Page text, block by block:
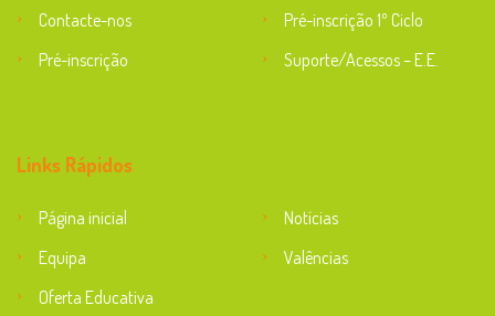
Contacte-nos
Pré-inscrição 1º Ciclo
Pré-inscrição
Suporte/Acessos – E.E.
Links Rápidos
Página inicial
Notícias
Equipa
Valências
Oferta Educativa